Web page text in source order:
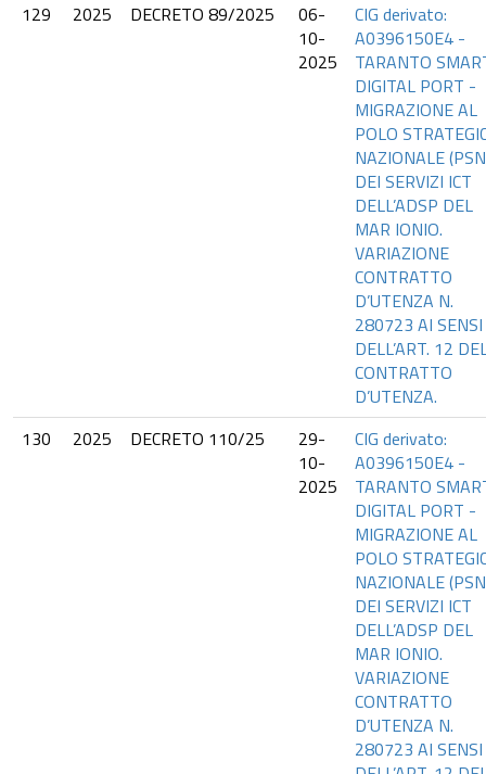
129
2025 DECRETO 89/2025
06-
10-
2025
CIG derivato:
A0396150E4 -
TARANTO
DIGITAL PORT -
MIGRAZIONE AL
POLO
NAZIONALE
DEI SERVIZI ICT
DELL’ADSP DEL
MAR IONIO.
VARIAZIONE
CONTRATTO
D’UTENZA N.
280723 AI SENSI
DELL’ART. 12
CONTRATTO
D’UTENZA.
130
2025 DECRETO 110/25
29-
10-
2025
CIG derivato:
A0396150E4 -
TARANTO
DIGITAL PORT -
MIGRAZIONE AL
POLO
NAZIONALE
DEI SERVIZI ICT
DELL’ADSP DEL
MAR IONIO.
VARIAZIONE
CONTRATTO
D’UTENZA N.
280723 AI SENSI